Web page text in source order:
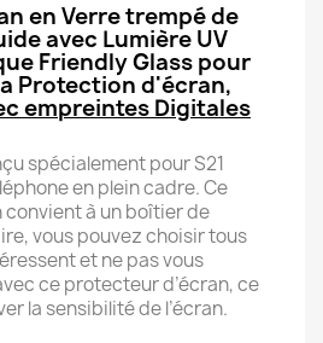
en Verre trempé de
avec Lumière UV
Friendly Glass pour
Protection d'écran,
empreintes Digitales
spécialement pour S21
en plein cadre. Ce
à un boîtier de
vous pouvez choisir tous
et ne pas vous
ce protecteur d’écran, ce
la sensibilité de l’écran.